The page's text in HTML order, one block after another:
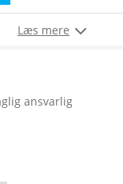
Læs mere
ansvarlig